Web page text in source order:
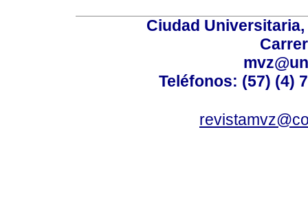
Ciudad
Teléfonos: (57) (4)